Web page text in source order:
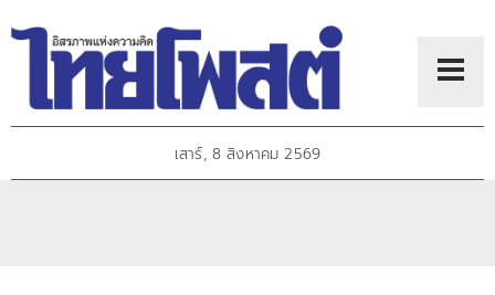
เสาร์, 8 สิงหาคม 2569